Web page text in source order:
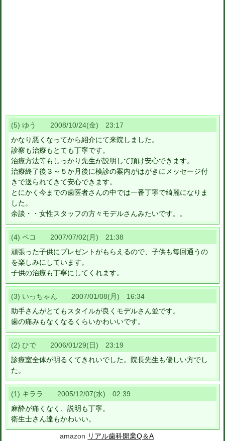
(5) ゆう 2008/10/24(金) 23:17
かなり悪くなってから紹介にて来院しました。
診察も治療もとても丁寧です。
治療方法等もしっかり先生が説明して頂け安心できます。
治療終了後３～５か月後に検診の案内がはがきにメッセージ付
きで送られてきて安心できます。
とにかく今までの歯医者さんの中では一番丁寧で綺麗になりま
した。
余談・・女性スタッフの方々モデルさんみたいです。。
(4) ペコ 2007/07/02(月) 21:38
頑張った子供にプレゼントがもらえるので、子供も毎回通うの
を楽しみにしています。
子供の治療も丁寧にしてくれます。
(3) いっちゃん 2007/01/08(月) 16:34
助手さんがとてもスタイルが良くモデルさん並です。
歯の痛みもなくなるくらいかわいいです。
(2) ひで 2006/01/29(日) 23:19
診療室全体が明るくてきれいでした。院長先生も優しい方でし
た。
(1) キララ 2005/12/07(水) 02:39
麻酔が痛くなく、説明も丁寧。
衛生士さん達もかわいい。
amazon リアル歯科開業Q＆A